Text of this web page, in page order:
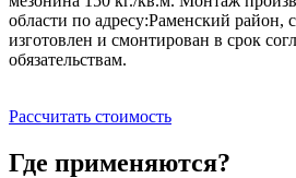
области по адресу:Раменский
изготовлен и смонтирован в срок
обязательствам.
Рассчитать стоимость
Где применяются?